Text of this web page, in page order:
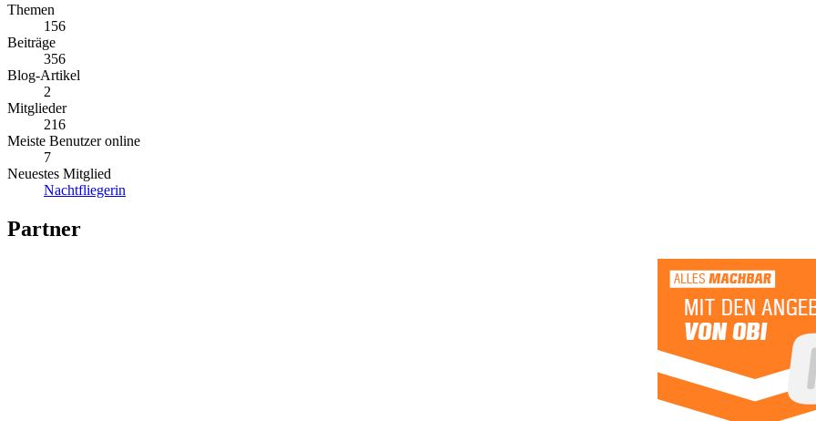
Themen
156
Beiträge
356
Blog-Artikel
2
Mitglieder
216
Meiste Benutzer online
7
Neuestes Mitglied
Nachtfliegerin
Partner